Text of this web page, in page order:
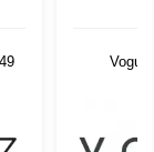
Vogue